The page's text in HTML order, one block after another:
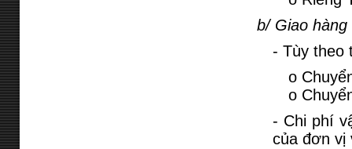
b/ Giao
- Tùy theo
o
o
- Chi phí
của đơn vị